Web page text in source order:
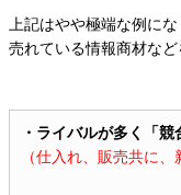
上記はやや極端な例にな
売れている情報商材な
・ライバルが多く「
（仕入れ、販売共に、